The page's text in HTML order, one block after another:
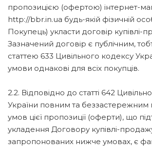
пропозицією (офертою) інтернет-
http://bbr.in.ua будь-якій фізичній
Покупець) укласти договір купівлі-
Зазначений договір є публічним,
статтею 633 Цивільного кодексу
умови однакові для всіх покупців.
2.2. Відповідно до статті 642
України повним та беззастережним
умов цієї пропозиції (оферти), що
укладення Договору купівлі-
запропонованих нижче умовах, є